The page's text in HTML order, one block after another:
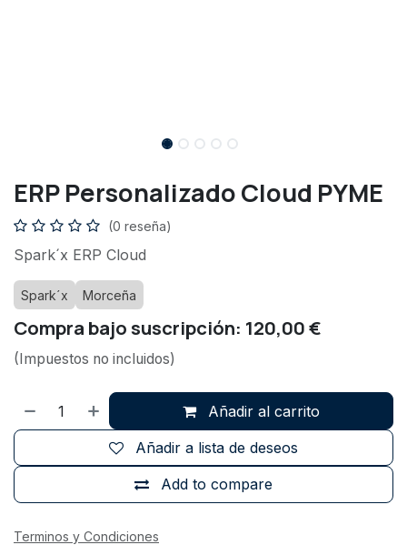
ERP Personalizado Cloud PYME
(0 reseña)
Spark´x ERP Cloud
Spark´x Morceña
Compra bajo suscripción: 120,00 €
(Impuestos no incluidos)
Añadir al carrito
Add to compare
Añadir a lista de deseos
Terminos y Condiciones